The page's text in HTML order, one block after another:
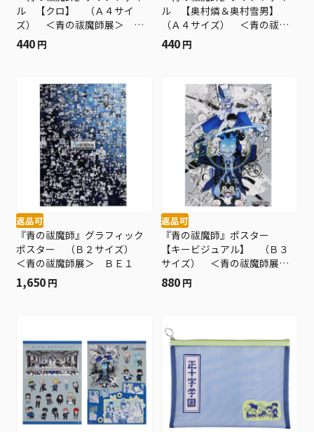
ル 【クロ】 （Ａ４サイ
ズ） ＜青の祓魔師展＞ Ｂ
Ｅ１
440 円
ル 【奥村燐＆奥村雪男】
（Ａ４サイズ） ＜青の祓魔
師展＞ ＢＥ１
440 円
返品可
『青の祓魔師』グラフィック
ポスター （Ｂ２サイズ）
＜青の祓魔師展＞ ＢＥ１
1,650 円
返品可
『青の祓魔師』ポスター
【キービジュアル】 （Ｂ３
サイズ） ＜青の祓魔師展
＞ ＢＥ１
880 円